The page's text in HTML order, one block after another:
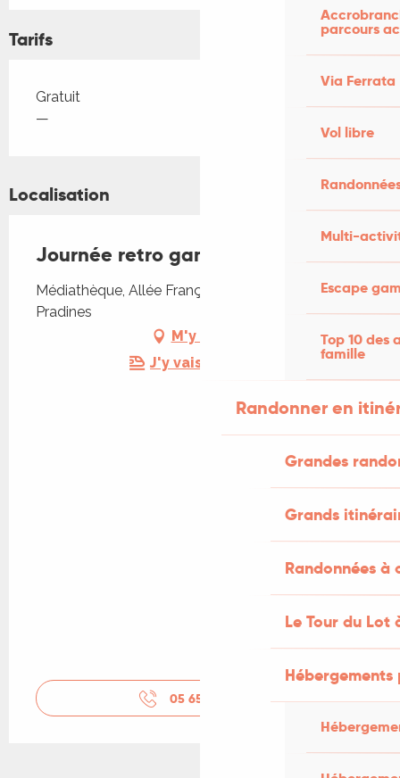
parcours
Via Ferrata
Vol libre
Multi-
Escape
Top 10 des
famille
Randonner en
Grandes
Grands
Randonnées
Le Tour du Lot
Tarifs
Tarifs 2026
Gratuit
—
Localisation
Journée retro gaming
Médiathèque, Allée François Mitterrand, 46090
Pradines
M'y rendre
J'y vais en train !
05 65 53 26